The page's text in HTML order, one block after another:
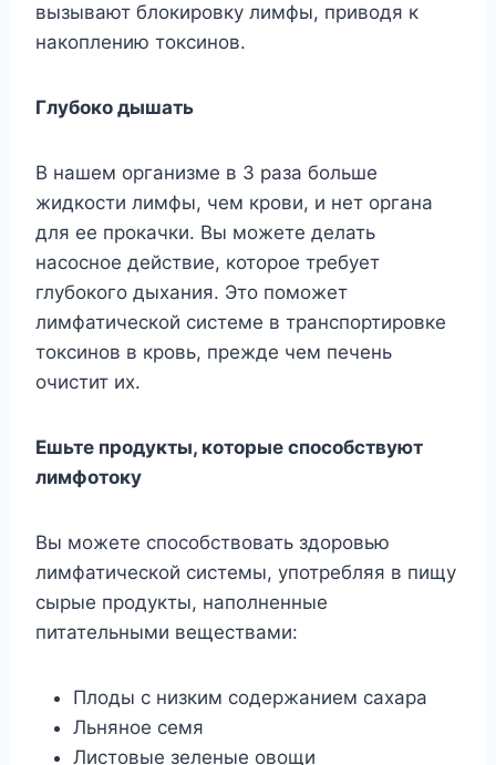
вызывают блокировку лимфы, приводя к
накоплению токсинов.
Глубоко дышать
В нашем организме в 3 раза больше
жидкости лимфы, чем крови, и нет органа
для ее прокачки. Вы можете делать
насосное действие, которое требует
глубокого дыхания. Это поможет
лимфатической системе в транспортировке
токсинов в кровь, прежде чем печень
очистит их.
Ешьте продукты, которые способствуют
лимфотоку
Вы можете способствовать здоровью
лимфатической системы, употребляя в пищу
сырые продукты, наполненные
питательными веществами:
Плоды с низким содержанием сахара
Льняное семя
Листовые зеленые овощи